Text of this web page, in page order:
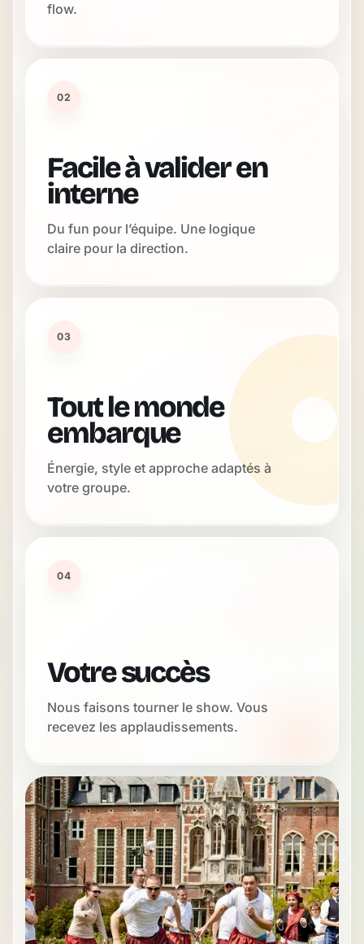
flow.
02
Facile à valider en
interne
Du fun pour l’équipe. Une logique
claire pour la direction.
03
Tout le monde
embarque
Énergie, style et approche adaptés à
votre groupe.
04
Votre succès
Nous faisons tourner le show. Vous
recevez les applaudissements.